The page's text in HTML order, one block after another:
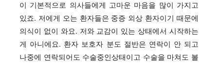
이 기본적으로 의사들에게 고마운 마음을 많이 가지고
있죠. 저에게 오는 환자들은 중증 외상 환자이기 때문에
의식이 없이 와요. 저와 교감이 있는 상태에서 시작하는
게 아니에요. 환자 보호자 분도 절반은 연락이 안 되고
나중에 연락되어도 수술중인상태이고 수술을 마쳐도 볼